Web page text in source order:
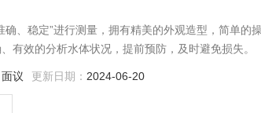
确、稳定”进行测量，拥有精美的外观造型，简单的
有效的分析水体状况，提前预防，及时避免损失。
面议 更新日期： 2024-06-20